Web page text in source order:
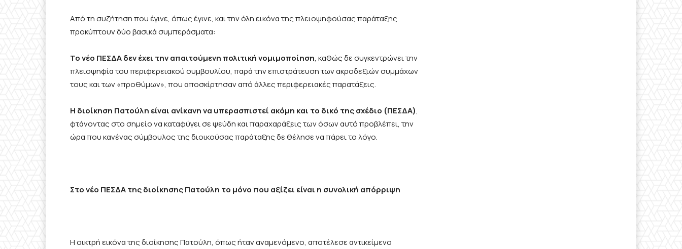
Από τη συζήτηση που έγινε, όπως έγινε, και την όλη εικόνα της πλειοψηφούσας παράταξης
προκύπτουν δύο βασικά συμπεράσματα:
Το νέο ΠΕΣΔΑ δεν έχει την απαιτούμενη πολιτική νομιμοποίηση, καθώς δε συγκεντρώνει την
πλειοψηφία του περιφερειακού συμβουλίου, παρά την επιστράτευση των ακροδεξιών συμμάχων
τους και των «προθύμων», που αποσκίρτησαν από άλλες περιφερειακές παρατάξεις.
Η διοίκηση Πατούλη είναι ανίκανη να υπερασπιστεί ακόμη και το δικό της σχέδιο (ΠΕΣΔΑ),
φτάνοντας στο σημείο να καταφύγει σε ψεύδη και παραχαράξεις των όσων αυτό προβλέπει, την
ώρα που κανένας σύμβουλος της διοικούσας παράταξης δε θέλησε να πάρει το λόγο.
Στο νέο ΠΕΣΔΑ της διοίκησης Πατούλη το μόνο που αξίζει είναι η συνολική απόρριψη
Η οικτρή εικόνα της διοίκησης Πατούλη, όπως ήταν αναμενόμενο, αποτέλεσε αντικείμενο